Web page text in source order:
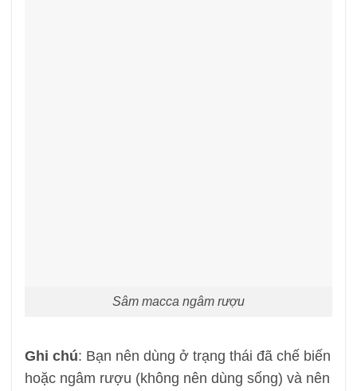
Sâm macca ngâm rượu
Ghi chú: Bạn nên dùng ở trạng thái đã chế biến
hoặc ngâm rượu (không nên dùng sống) và nên